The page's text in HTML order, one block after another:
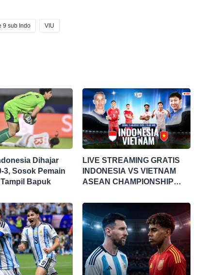
9 sub Indo VIU
Dihajar
3, Sosok Pemain
Tampil Bapuk
LIVE STREAMING GRATIS
INDONESIA VS VIETNAM
ASEAN CHAMPIONSHIP